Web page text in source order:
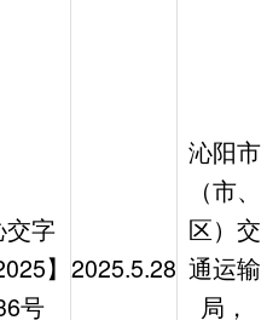
交字
】
号
2025.5.28
沁阳市
（市、
区）交
通运输
局，